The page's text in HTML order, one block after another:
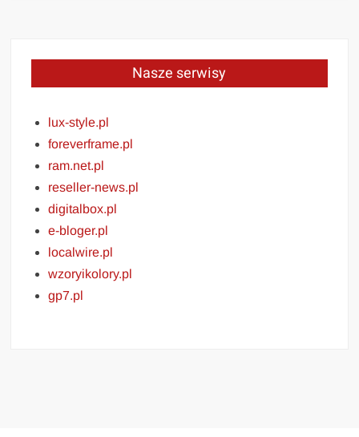
Nasze serwisy
lux-style.pl
foreverframe.pl
ram.net.pl
reseller-news.pl
digitalbox.pl
e-bloger.pl
localwire.pl
wzoryikolory.pl
gp7.pl